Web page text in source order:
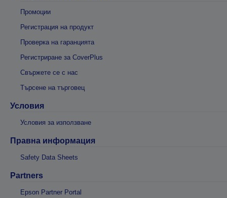
Промоции
Регистрация на продукт
Проверка на гаранцията
Регистриране за CoverPlus
Свържете се с нас
Търсене на търговец
Условия
Условия за използване
Правна информация
Safety Data Sheets
Partners
Epson Partner Portal